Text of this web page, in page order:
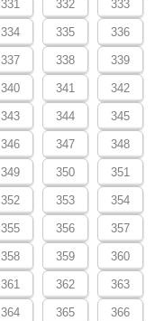
331 332 333
334 335 336
337 338 339
340 341 342
343 344 345
346 347 348
349 350 351
352 353 354
355 356 357
358 359 360
361 362 363
364 365 366